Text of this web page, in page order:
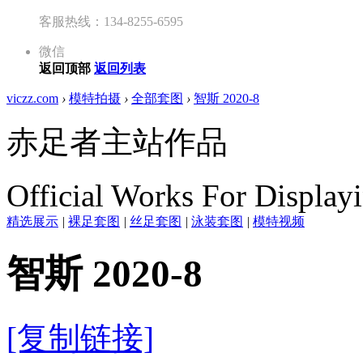
客服热线：134-8255-6595
微信
返回顶部 返回列表
viczz.com › 模特拍摄 › 全部套图 › 智斯 2020-8
赤足者主站作品
Official Works For
精选展示 | 裸足套图 | 丝足套图 | 泳装套图 | 模特视频
智斯 2020-8
[复制链接]